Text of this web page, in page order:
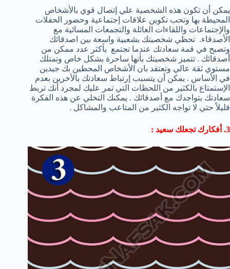
يمكن أن تكون هذه الشخصية علي إتصال قوي بالأشخاص
المحيطة بها وتحب تكوين علاقات إجتماعية وحضور الحفلات
والإجتماعات واللقاءات العائلة والتجمعات المسائية مع
الأصدقاء. تحظي شخصيتك بشعبية واسعة بين اصدقائك
وتصبح في قمة سعادتك عندما تجتمع بأكثر عدد ممكن من
أصدقائك . تتميز شخصيتك بأنها ساحرة بشكل خاص وتمتلك
مستوي ثقة عالي وتعتقد بان الأشخاص المحطين بك جيدين
في الأساس . يمكن أن يتسبب إرتباط سعادتك بالأخرين بعدم
الإستمتاع بالكثير من اللحظات التي تمر عليك لمجرد أنك تربط
سعادتك بتواجدك مع أصدقائك . يمكنك التخلي عن هذه الفكرة
قليلاً حتي لا تواجه الكثير من المتاعب والمشاكل .
3. أفكارك تجعلك سعيد :